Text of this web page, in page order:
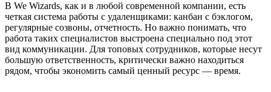
В We Wizards, как и в любой современной компании, есть
четкая система работы с удаленщиками: канбан с бэклогом,
регулярные созвоны, отчетность. Но важно понимать, что
работа таких специалистов выстроена специально под этот
вид коммуникации. Для топовых сотрудников, которые несут
большую ответственность, критически важно находиться
рядом, чтобы экономить самый ценный ресурс — время.